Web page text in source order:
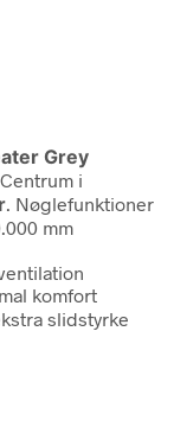
Grey
i
. Nøglefunktioner
mm
komfort
slidstyrke